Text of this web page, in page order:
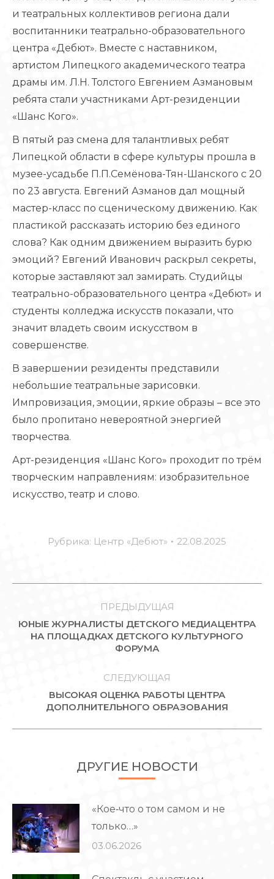
и театральных коллективов региона дали
воспитанники театрально-образовательного
центра «Дебют». Вместе с наставником,
артистом Липецкого академического театра
драмы им. Л.Н. Толстого Евгением Азмановым
ребята стали участниками Арт-резиденции
«Шанс Кого».
В пятый раз смена для талантливых ребят
Липецкой области в сфере культуры прошла в
музее-усадьбе П.П.Семёнова-Тян-Шанского с 20
по 23 августа. Евгений Азманов дал мощный
мастер-класс по сценическому движению. Как
пластикой рассказать историю без единого
слова? Как одним движением выразить бурю
эмоций? Евгений Иванович раскрыл секреты,
которые заставляют зал замирать. Студийцы
театрально-образовательного центра «Дебют» и
студенты колледжа искусств показали, что
значит владеть своим искусством в
совершенстве.
В завершении резиденты представили
небольшие театральные зарисовки.
Импровизация, эмоции, яркие образы – все это
было пропитано невероятной энергией
творчества.
Арт-резиденция «Шанс Кого» проходит по трём
творческим направлениям: изобразительное
искусство, театр и cлово.
Рубрика: Центр «Дебют» 22.08.2025
ЗАПИСЯМ
ПРЕДЫДУЩАЯ
Предыдущая
запись:
ЮНЫЕ ЖУРНАЛИСТЫ ДЕТСКОГО МЕДИАЦЕНТРА
НА ПЛОЩАДКАХ ДЕТСКОГО КУЛЬТУРНОГО
ФОРУМА
СЛЕДУЮЩАЯ
Следующая
ВЫСОКАЯ ОЦЕНКА РАБОТЫ ЦЕНТРА
ДОПОЛНИТЕЛЬНОГО ОБРАЗОВАНИЯ
ДРУГИЕ НОВОСТИ
«Кое‑что о том самом и не
только…»
03.06.2026